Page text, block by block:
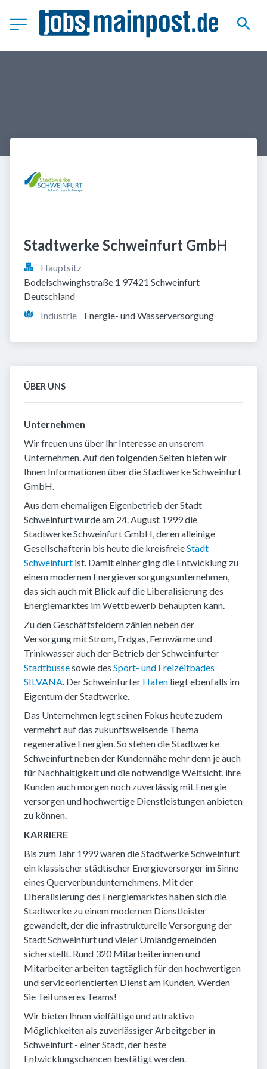
Stadtwerke Schweinfurt GmbH
Hauptsitz
Bodelschwinghstraße 1 97421 Schweinfurt
Deutschland
Industrie
Energie- und Wasserversorgung
ÜBER UNS
Unternehmen
Wir freuen uns über Ihr Interesse an unserem
Unternehmen. Auf den folgenden Seiten bieten wir
Ihnen Informationen über die Stadtwerke Schweinfurt
GmbH.
Aus dem ehemaligen Eigenbetrieb der Stadt
Schweinfurt wurde am 24. August 1999 die
Stadtwerke Schweinfurt GmbH, deren alleinige
Gesellschafterin bis heute die kreisfreieStadt
Schweinfurt ist. Damit einher ging die Entwicklung zu
einem modernen Energieversorgungsunternehmen,
das sich auch mit Blick auf die Liberalisierung des
Energiemarktes im Wettbewerb behaupten kann.
Zu den Geschäftsfeldern zählen neben der
Versorgung mit Strom, Erdgas, Fernwärme und
Trinkwasser auch der Betrieb der Schweinfurter
Stadtbussesowie des Sport- und Freizeitbades
SILVANA. Der Schweinfurter Hafen liegt ebenfalls im
Eigentum der Stadtwerke.
Das Unternehmen legt seinen Fokus heute zudem
vermehrt auf das zukunftsweisende Thema
regenerative Energien. So stehen die Stadtwerke
Schweinfurt neben der Kundennähe mehr denn je auch
für Nachhaltigkeit und die notwendige Weitsicht, ihre
Kunden auch morgen noch zuverlässig mit Energie
versorgen und hochwertige Dienstleistungen anbieten
zu können.
KARRIERE
Bis zum Jahr 1999 waren die Stadtwerke Schweinfurt
ein klassischer städtischer Energieversorger im Sinne
eines Querverbundunternehmens. Mit der
Liberalisierung des Energiemarktes haben sich die
Stadtwerke zu einem modernen Dienstleister
gewandelt, der die infrastrukturelle Versorgung der
Stadt Schweinfurt und vieler Umlandgemeinden
sicherstellt. Rund 320 Mitarbeiterinnen und
Mitarbeiter arbeiten tagtäglich für den hochwertigen
und serviceorientierten Dienst am Kunden. Werden
Sie Teil unseres Teams!
Wir bieten Ihnen vielfältige und attraktive
Möglichkeiten als zuverlässiger Arbeitgeber in
Schweinfurt - einer Stadt, der beste
Entwicklungschancen bestätigt werden.